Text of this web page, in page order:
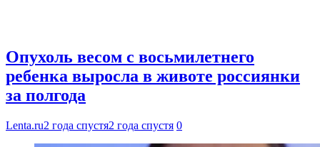
Опухоль весом с восьмилетнего
ребенка выросла в животе россиянки
за полгода
Lenta.ru2 года спустя2 года спустя 0